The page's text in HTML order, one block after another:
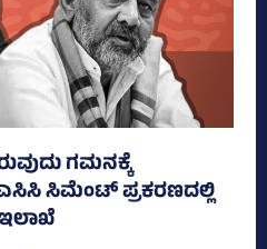
ಗಮನಕ್ಕೆ
ಸಿಮೆಂಟ್ ಪ್ರಕರಣದಲ್ಲಿ